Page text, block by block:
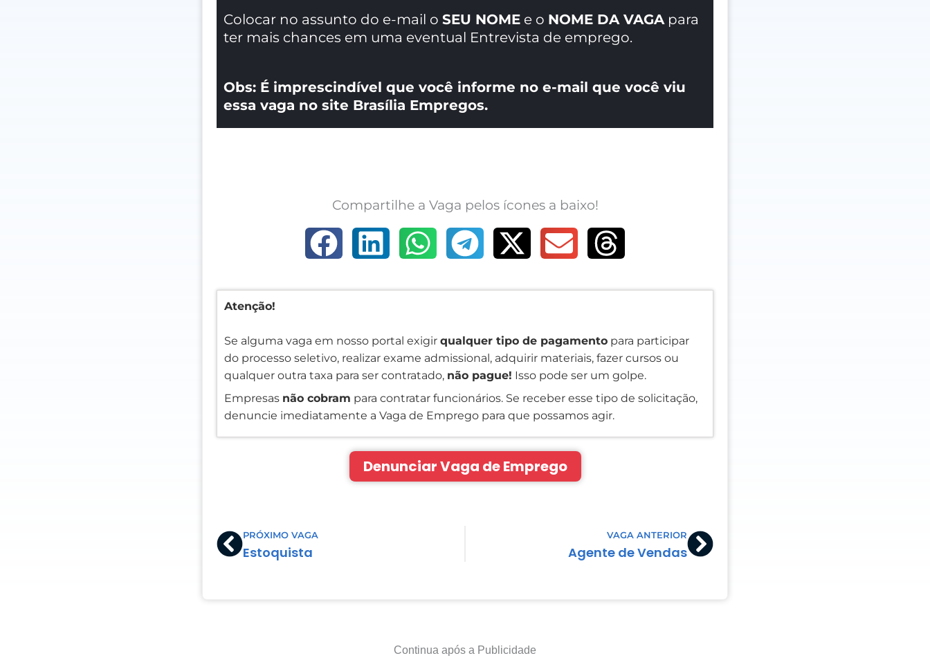
Colocar no assunto do e-mail oSEU NOME e o NOME DA VAGA para
ter mais chances em uma eventual Entrevista de emprego.
Obs: É imprescindível que você informe no e-mail que você viu
essa vaga no site Brasília Empregos.
Compartilhe a Vaga pelos ícones a baixo!
Atenção!
Se alguma vaga em nosso portal exigirqualquer tipo de pagamento para participar
do processo seletivo, realizar exame admissional, adquirir materiais, fazer cursos ou
qualquer outra taxa para ser contratado, não pague! Isso pode ser um golpe.
Empresas não cobram para contratar funcionários. Se receber esse tipo de solicitação,
denuncie imediatamente a Vaga de Emprego para que possamos agir.
Denunciar Vaga de Emprego
PrevPRÓXIMO VAGA
Estoquista
VAGA ANTERIOR
Agente de Vendas
Next
Continua após a Publicidade